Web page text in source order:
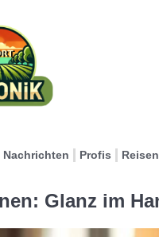
Nachrichten Profis Reisen
Glanz im